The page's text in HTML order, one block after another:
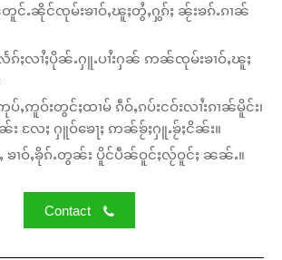
င်ႉၼိုင်ၸုမ်းၶၢဝ်ႇၽူႈတွႆႇႁွၵ်ႈ ၼႂ်းၶၵ်ႉၵၢၼ်
ၵ်ႈလၢႆႈပိုၼ်ႉႁူႉပၢႆးႁၼ် ဢၼ်ၸုမ်းၶၢဝ်ႇၽူႈ
ပ်ႇဢူဝ်းတွင်ႈထၢမ် ၵဵဝ်ႇၵပ်းငဝ်းလၢႆးၵၢၼ်မိူင်း၊
မွၼ်း လႄႈ ႁူဝ်ၶေႃႈ ဢၼ်ၶႂ်ႈႁူႉၶႂ်ႈငိၼ်း။
ၶၢဝ်ႇၶိုၵ်ႉတွၼ်း ပိူင်ပဵၼ်ဝူင်ႈလႂ်ဝူင်ႈ ၼၼ်ႉ။
Contact